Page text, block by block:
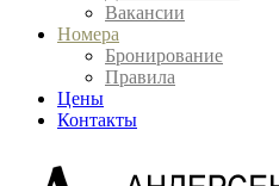
Вакансии
Номера
Бронирование
Правила
Цены
Контакты